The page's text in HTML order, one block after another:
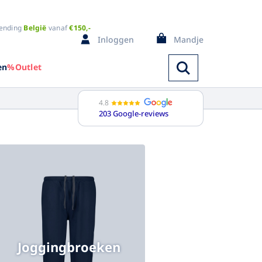
België vanaf€150,-
Inloggen Mandje
Bodywarmers
Pyjama's
Regenkleding
Trainingspak
%Outlet
4.8
203 Google-reviews
Joggingbroeken